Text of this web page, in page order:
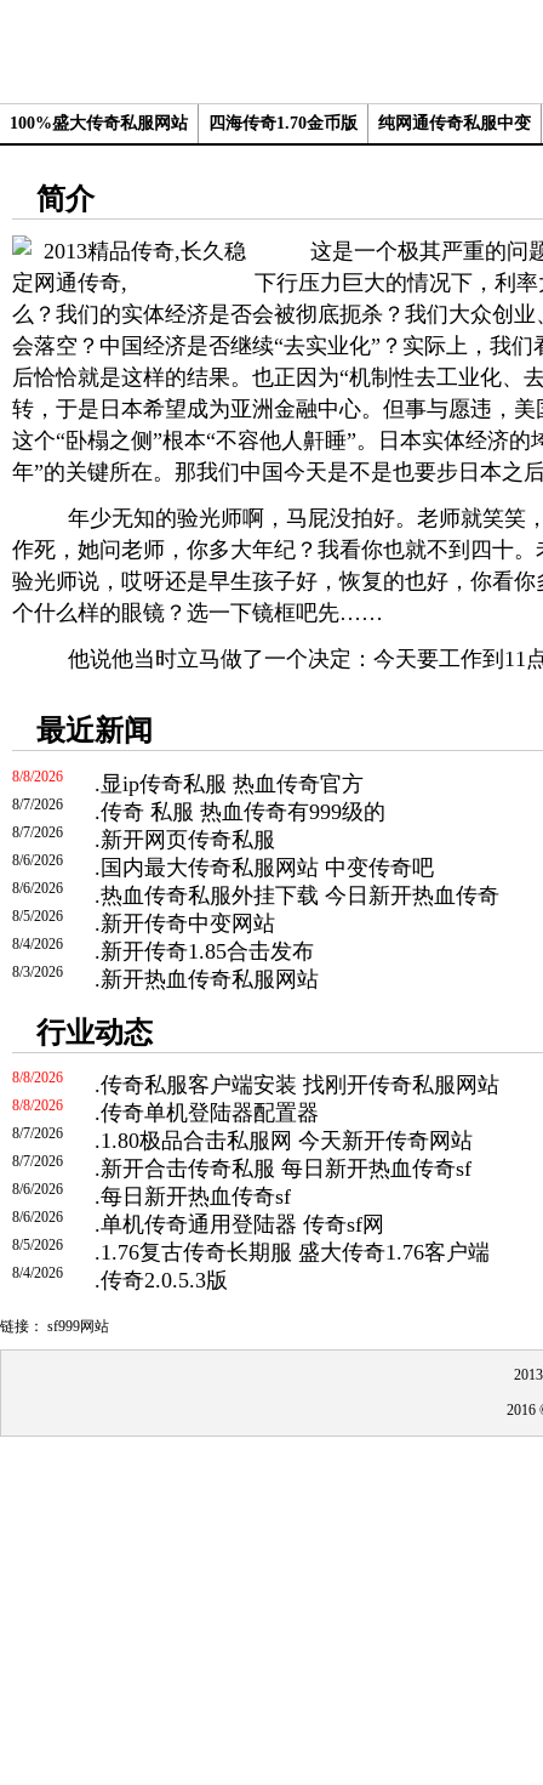
100%盛大传奇私服网站 四海传奇1.70金币版 纯网通传奇私服中变
简介
这是一个极其严重的问
下行压力巨大的情况下，利
么？我们的实体经济是否会被彻底扼杀？我们大众创
会落空？中国经济是否继续“去实业化”？实际上，我
后恰恰就是这样的结果。也正因为“机制性去工业化、
转，于是日本希望成为亚洲金融中心。但事与愿违，
这个“卧榻之侧”根本“不容他人鼾睡”。日本实体经济的
年”的关键所在。那我们中国今天是不是也要步日本之
年少无知的验光师啊，马屁没拍好。老师就笑笑
作死，她问老师，你多大年纪？我看你也就不到四十
验光师说，哎呀还是早生孩子好，恢复的也好，你看
个什么样的眼镜？选一下镜框吧先……
他说他当时立马做了一个决定：今天要工作到11
最近新闻
.显ip传奇私服 热血传奇官方
8/8/2026
.传奇 私服 热血传奇有999级的
8/7/2026
.新开网页传奇私服
8/7/2026
.国内最大传奇私服网站 中变传奇吧
8/6/2026
.热血传奇私服外挂下载 今日新开热血传奇
8/6/2026
.新开传奇中变网站
8/5/2026
.新开传奇1.85合击发布
8/4/2026
.新开热血传奇私服网站
8/3/2026
行业动态
.传奇私服客户端安装 找刚开传奇私服网站
8/8/2026
.传奇单机登陆器配置器
8/8/2026
.1.80极品合击私服网 今天新开传奇网站
8/7/2026
.新开合击传奇私服 每日新开热血传奇sf
8/7/2026
.每日新开热血传奇sf
8/6/2026
.单机传奇通用登陆器 传奇sf网
8/6/2026
.1.76复古传奇长期服 盛大传奇1.76客户端
8/5/2026
.传奇2.0.5.3版
8/4/2026
链接： sf999网站
2016